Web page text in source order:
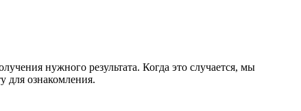
нужного результата. Когда это случается, мы
для ознакомления.